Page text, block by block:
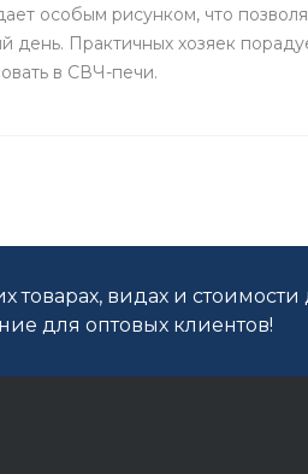
особым рисунком, что
день. Практичных хозяек
в СВЧ-печи.
видах и стоимости
для оптовых клиентов!